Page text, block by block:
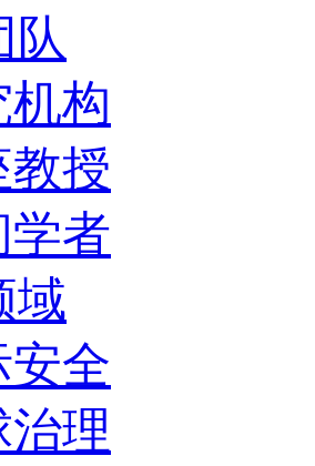
队
机构
教授
学者
域
安全
理